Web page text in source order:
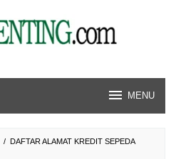
MENU
/ DAFTAR ALAMAT KREDIT SEPEDA